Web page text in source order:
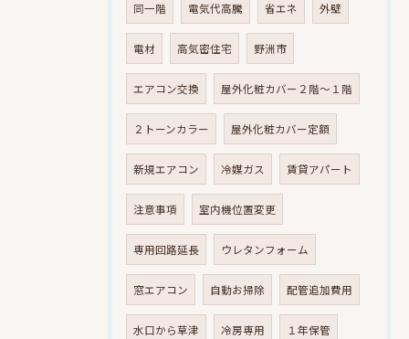
同一階 電気代高騰 省エネ 外壁
電材 高気密住宅 野洲市
エアコン交換 屋外化粧カバー２階～１階
２トーンカラー 屋外化粧カバー定額
新規エアコン 冷媒ガス 賃貸アパート
注意事項 室内機位置変更
専用回路延長 ウレタンフォーム
窓エアコン 自動お掃除 配管追加費用
水口から草津 冷房専用 １年保管